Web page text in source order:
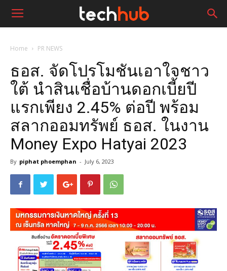
Home PR NEWS
ธอส. จัดโปรโมชันเอาใจชาว
ใต้ นำสินเชื่อบ้านดอกเบี้ยปี
แรกเพียง 2.45% ต่อปี พร้อม
สลากออมทรัพย์ ธอส. ในงาน
Money Expo Hatyai 2023
By piphat phoemphan - July 6, 2023